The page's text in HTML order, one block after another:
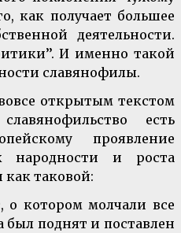
как получает большее
деятельности.
И именно такой
славянофилы.
открытым текстом
есть
проявление
народности и роста
таковой:
о котором молчали все
поднят и поставлен